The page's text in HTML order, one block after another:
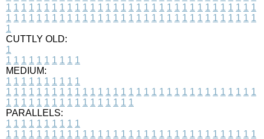
1 1 1 1 1 1 1 1 1 1 1 1 1 1 1 1 1 1 1 1 1 1 1 1 1 1 1 1 1 1 1 1 1
1 1 1 1 1 1 1 1 1 1 1 1 1 1 1 1 1 1 1 1 1 1 1 1 1 1 1 1 1 1 1 1 1
1
CUTTLY OLD:
1
1 1 1 1 1 1 1 1 1 1
MEDIUM:
1 1 1 1 1 1 1 1 1 1
1 1 1 1 1 1 1 1 1 1 1 1 1 1 1 1 1 1 1 1 1 1 1 1 1 1 1 1 1 1 1 1 1
1 1 1 1 1 1 1 1 1 1 1 1 1 1 1 1 1
PARALLELS:
1 1 1 1 1 1 1 1 1 1
1 1 1 1 1 1 1 1 1 1 1 1 1 1 1 1 1 1 1 1 1 1 1 1 1 1 1 1 1 1 1 1 1